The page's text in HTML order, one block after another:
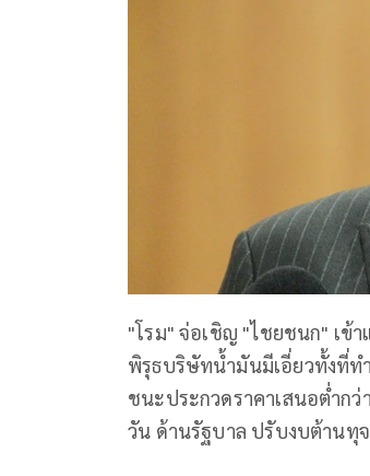
"โรม" จ่อเชิญ "ไชยชนก" เข้า
พิรุธบริษัทน้ำมันมีเอี่ยวทั้งที่ท
ชนะประกวดราคาเสนอต่ำกว่
วัน ด้านรัฐบาล ปรับงบต้านทุ